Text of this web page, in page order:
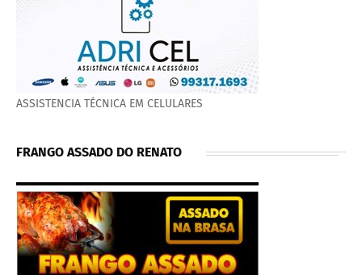
ASSISTENCIA TÉCNICA EM CELULARES
FRANGO ASSADO DO RENATO